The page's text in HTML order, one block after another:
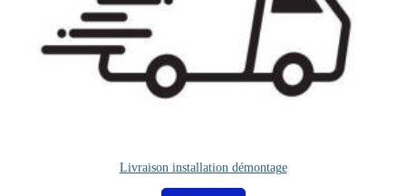
Livraison installation démontage